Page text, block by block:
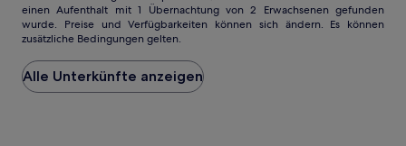
ist
der
niedrigste
Preis
pro
Nacht,
einen Aufenthalt mit 1 Übernachtung von 2 Erwachsenen gefunden
wurde. Preise und Verfügbarkeiten können sich ändern. Es können
zusätzliche Bedingungen gelten.
Alle Unterkünfte anzeigen